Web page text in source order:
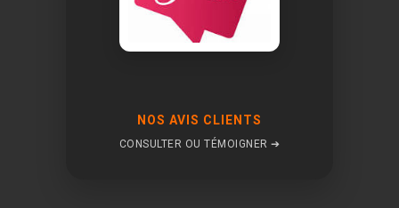
NOS AVIS CLIENTS
CONSULTER OU TÉMOIGNER ➔